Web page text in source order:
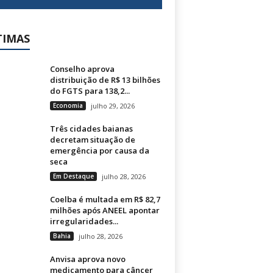
Conselho aprova
distribuição de R$ 13 bilhões
do FGTS para 138,2...
Economia julho 29, 2026
Três cidades baianas
decretam situação de
emergência por causa da
seca
Em Destaque julho 28, 2026
Coelba é multada em R$ 82,7
milhões após ANEEL apontar
irregularidades...
Bahia julho 28, 2026
Anvisa aprova novo
medicamento para câncer